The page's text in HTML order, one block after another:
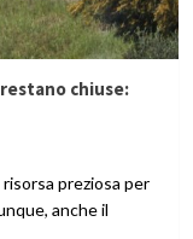
chiuse:
preziosa per
anche il